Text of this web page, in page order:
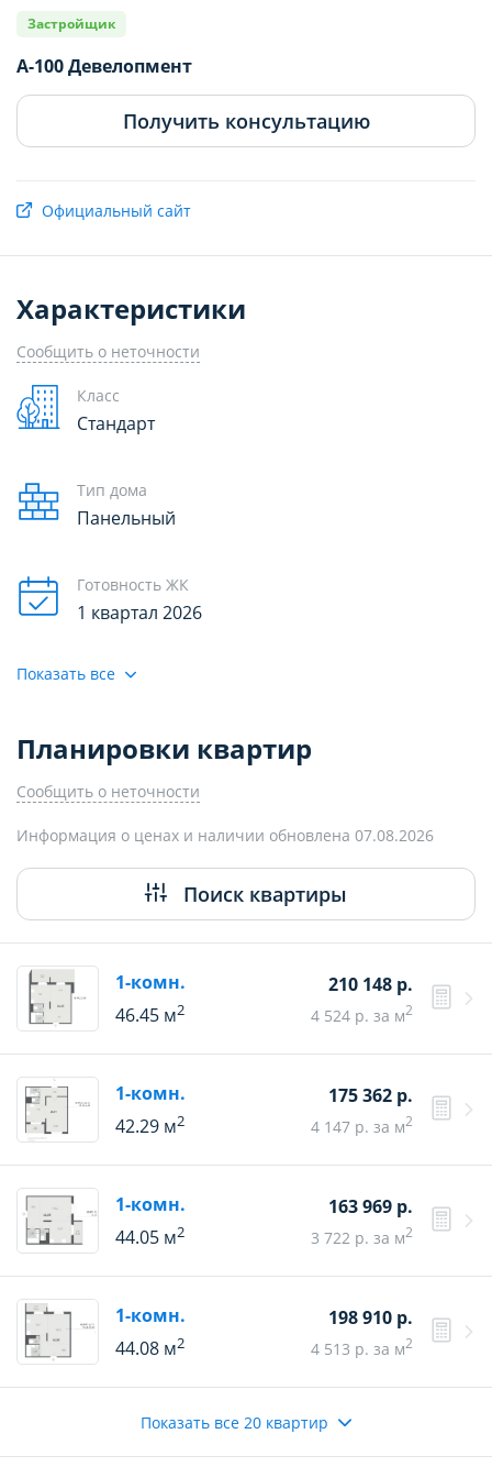
Застройщик
А-100 Девелопмент
Получить консультацию
Официальный сайт
Характеристики
Сообщить о неточности
Класс
Стандарт
Тип дома
Панельный
Готовность ЖК
1 квартал 2026
Показать все
Планировки квартир
Сообщить о неточности
Информация о ценах и наличии обновлена 07.08.2026
Поиск квартиры
1-комн.
46.45 м2
210 148 р.
4 524 р. за м2
1-комн.
42.29 м2
175 362 р.
4 147 р. за м2
1-комн.
44.05 м2
163 969 р.
3 722 р. за м2
1-комн.
44.08 м2
198 910 р.
4 513 р. за м2
Показать все 20 квартир
№ 7.60
Показать 20 квартир